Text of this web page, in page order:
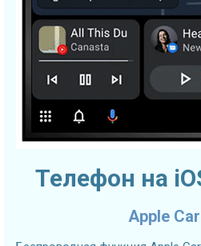
Телефон на
Apple